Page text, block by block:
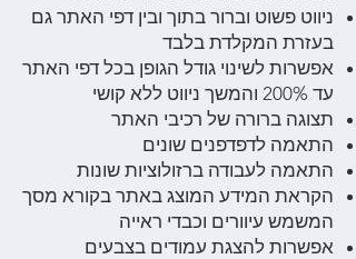
ניווט פשוט וברור בתוך ובין דפי האתר גם
בעזרת המקלדת בלבד
אפשרות לשינוי גודל הגופן בכל דפי האתר
עד 200% והמשך ניווט ללא קושי
תצוגה ברורה של רכיבי האתר
התאמה לדפדפנים שונים
התאמה לעבודה ברזולוציות שונות
הקראת המידע המוצג באתר בקורא מסך
המשמש עיוורים וכבדי ראייה
אפשרות להצגת עמודים בצבעים